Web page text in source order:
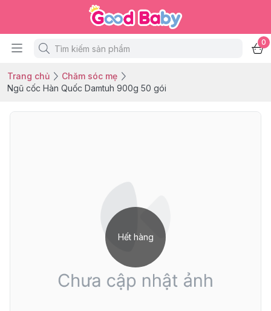
0
Trang chủ
Chăm sóc mẹ
Ngũ cốc Hàn Quốc Damtuh 900g 50 gói
Hết hàng